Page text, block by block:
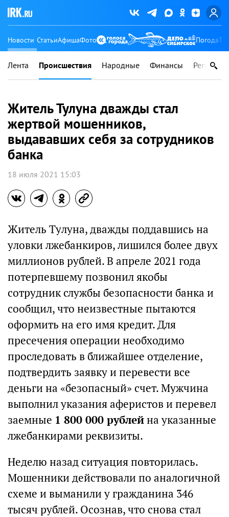
Новости СтатьиАфишаФото Погода
Лента Происшествия Народные Финансы Регионы
Житель Тулуна дважды стал
жертвой мошенников,
выдававших себя за сотрудников
банка
18 июля 2021 15:03
Житель Тулуна, дважды поддавшись на
уловки лжебанкиров, лишился более двух
миллионов рублей. В апреле 2021 года
потерпевшему позвонил якобы
сотрудник службы безопасности банка и
сообщил, что неизвестные пытаются
оформить на его имя кредит. Для
пресечения операции необходимо
проследовать в ближайшее отделение,
подтвердить заявку и перевести все
деньги на «безопасный» счет. Мужчина
выполнил указания аферистов и перевел
заемные 1 800 000 рублейна указанные
лжебанкирами реквизиты.
Неделю назад ситуация повторилась.
Мошенники действовали по аналогичной
схеме и выманили у гражданина 346
тысяч рублей. Осознав, что снова стал